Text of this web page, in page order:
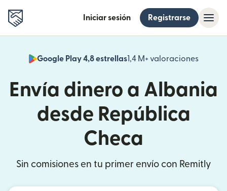
Iniciar sesión Registrarse
Google Play 4,8 estrellas1,4 M+ valoraciones
(se
Envía dinero a Albania
desde República
Checa
Sin comisiones en tu primer envío con Remitly